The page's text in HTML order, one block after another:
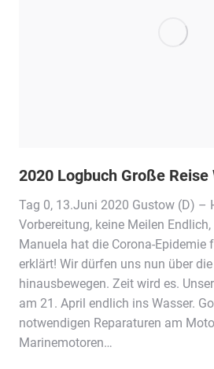
2020 Logbuch Große Reise
Tag 0, 13.Juni 2020 Gustow (D) –
Vorbereitung, keine Meilen
Manuela hat die Corona-Epidemie
erklärt! Wir dürfen uns nun über die
hinausbewegen. Zeit wird es.
am 21. April endlich ins Wasser.
notwendigen Reparaturen am
Marinemotoren…